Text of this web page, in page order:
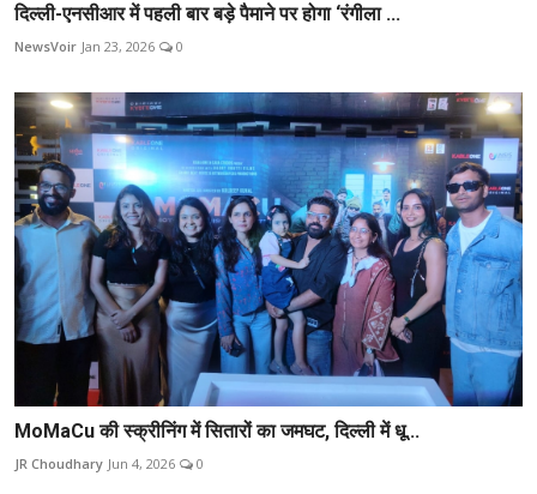
दिल्ली-एनसीआर में पहली बार बड़े पैमाने पर होगा ‘रंगीला ...
NewsVoir Jan 23, 2026 0
MoMaCu की स्क्रीनिंग में सितारों का जमघट, दिल्ली में धू...
JR Choudhary Jun 4, 2026 0